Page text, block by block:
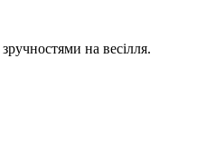
на весілля.